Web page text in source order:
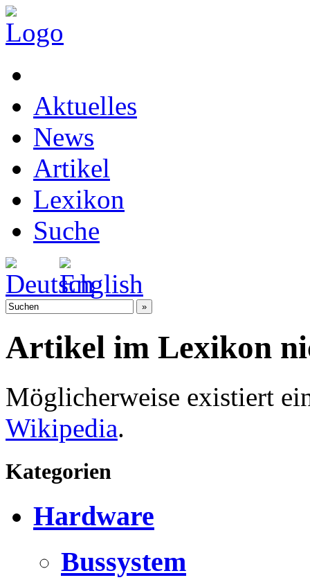
Aktuelles
News
Artikel
Lexikon
Suche
Artikel im Lexikon
Möglicherweise existiert
Wikipedia.
Kategorien
Hardware
Bussystem